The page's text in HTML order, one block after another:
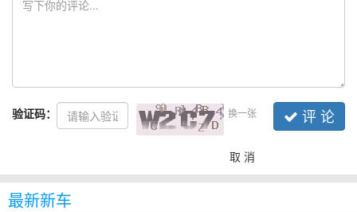
验证码： 换一张 评 论
取 消
最新新车